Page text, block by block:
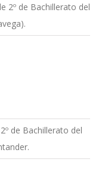
2º de Bachillerato del
de Bachillerato del